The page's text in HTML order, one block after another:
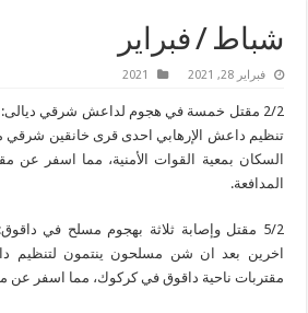
شباط / فبراير
فبراير 28, 2021 2021
2/2 مقتل خمسة في هجوم لداعش شرقي
تنظيم داعش الإرهابي احدى قرى خانقين شرقي
السكان بمعية القوات الأمنية، مما اسفر عن
المدافعة.
5/2 مقتل وإصابة ثلاثة بهجوم مسلح في
اخرين بعد ان شن مسلحون ينتمون لتنظيم
مقتربات ناحية داقوق في كركوك، مما اسفر عن